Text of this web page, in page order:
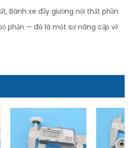
Bánh xe đẩy giường nội thất phần
phận — đó là một sự nâng cấp về